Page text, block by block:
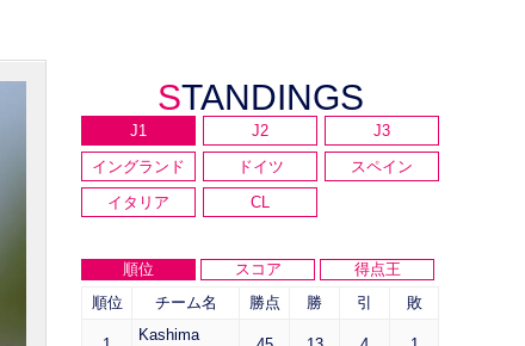
STANDINGS
J1 J2
J3
イングランド
ドイツ
スペイン
イタリア
CL
順位 スコア
得点王
順位
チーム名 勝点 勝 引 敗
Kashima